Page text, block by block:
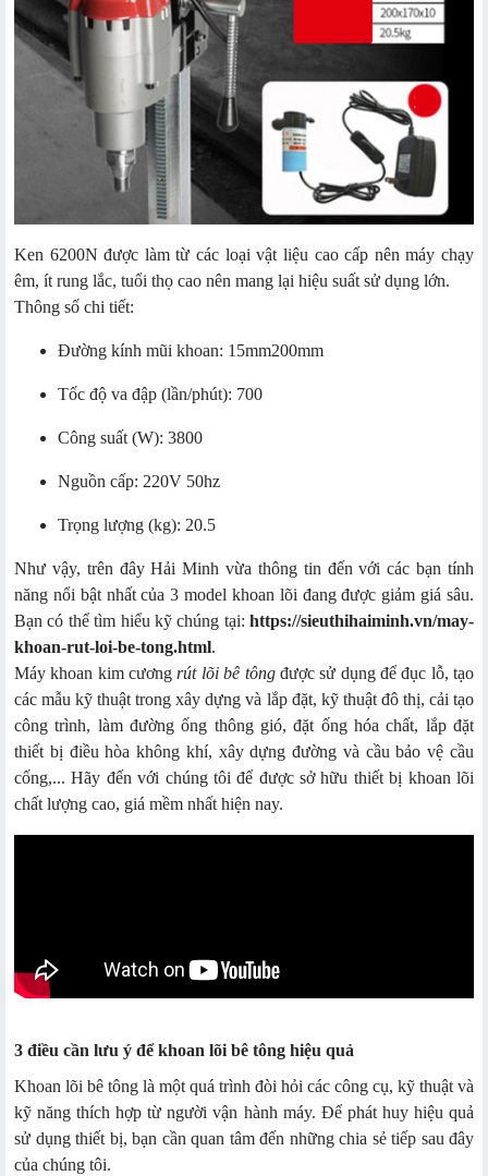
Ken 6200N được làm từ các loại vật liệu cao cấp nên máy chạy
êm, ít rung lắc, tuổi thọ cao nên mang lại hiệu suất sử dụng lớn.
Thông số chi tiết:
Đường kính mũi khoan: 15mm200mm
Tốc độ va đập (lần/phút): 700
Công suất (W): 3800
Nguồn cấp: 220V 50hz
Trọng lượng (kg): 20.5
Như vậy, trên đây Hải Minh vừa thông tin đến với các bạn tính
năng nổi bật nhất của 3 model khoan lõi đang được giảm giá sâu.
Bạn có thể tìm hiểu kỹ chúng tại: https://sieuthihaiminh.vn/may-
khoan-rut-loi-be-tong.html.
Máy khoan kim cương rút lõi bê tôngđược sử dụng để đục lỗ, tạo
các mẫu kỹ thuật trong xây dựng và lắp đặt, kỹ thuật đô thị, cải tạo
công trình, làm đường ống thông gió, đặt ống hóa chất, lắp đặt
thiết bị điều hòa không khí, xây dựng đường và cầu bảo vệ cầu
cống,... Hãy đến với chúng tôi để được sở hữu thiết bị khoan lõi
chất lượng cao, giá mềm nhất hiện nay.
3 điều cần lưu ý để khoan lõi bê tông hiệu quả
Khoan lõi bê tông là một quá trình đòi hỏi các công cụ, kỹ thuật và
kỹ năng thích hợp từ người vận hành máy. Để phát huy hiệu quả
sử dụng thiết bị, bạn cần quan tâm đến những chia sẻ tiếp sau đây
của chúng tôi.